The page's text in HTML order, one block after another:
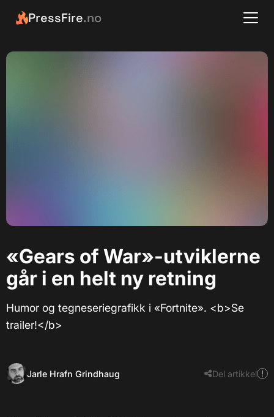
PressFire.no
«Gears of War»-utviklerne
går i en helt ny retning
Humor og tegneseriegrafikk i «Fortnite». <b>Se
trailer!</b>
Jarle Hrafn Grindhaug Del artikkel